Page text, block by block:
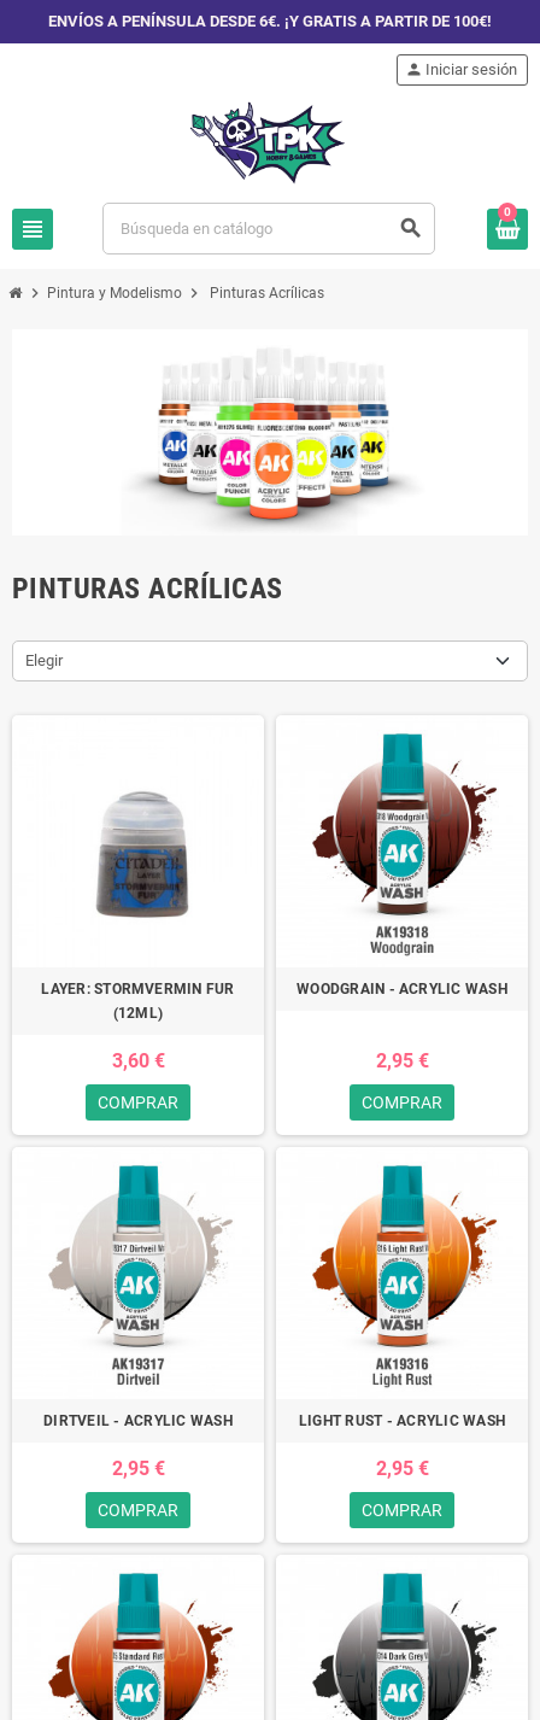
ENVÍOS A PENÍNSULA DESDE 6€. ¡Y GRATIS A PARTIR DE 100€!
view_headline search
person Iniciar sesión
0
chevron_right Pintura y Modelismo chevron_right Pinturas Acrílicas
PINTURAS ACRÍLICAS
Elegir
LAYER: STORMVERMIN FUR
(12ML)
3,60 €
COMPRAR
WOODGRAIN - ACRYLIC WASH
2,95 €
COMPRAR
DIRTVEIL - ACRYLIC WASH
2,95 €
COMPRAR
LIGHT RUST - ACRYLIC WASH
2,95 €
COMPRAR